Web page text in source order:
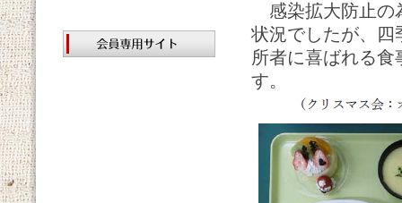
感染拡大防止の
状況でしたが、四
所者に喜ばれる
す。